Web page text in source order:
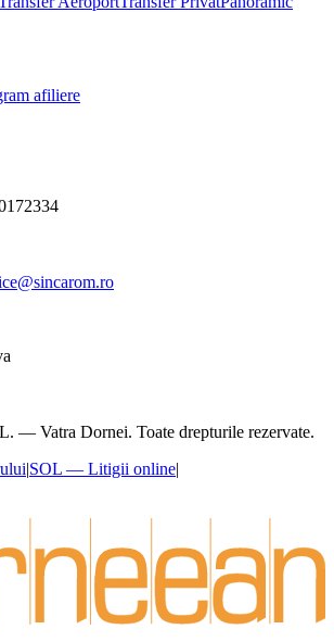
afiliere
— Vatra Dornei. Toate drepturile rezervate.
|SOL — Litigii online|